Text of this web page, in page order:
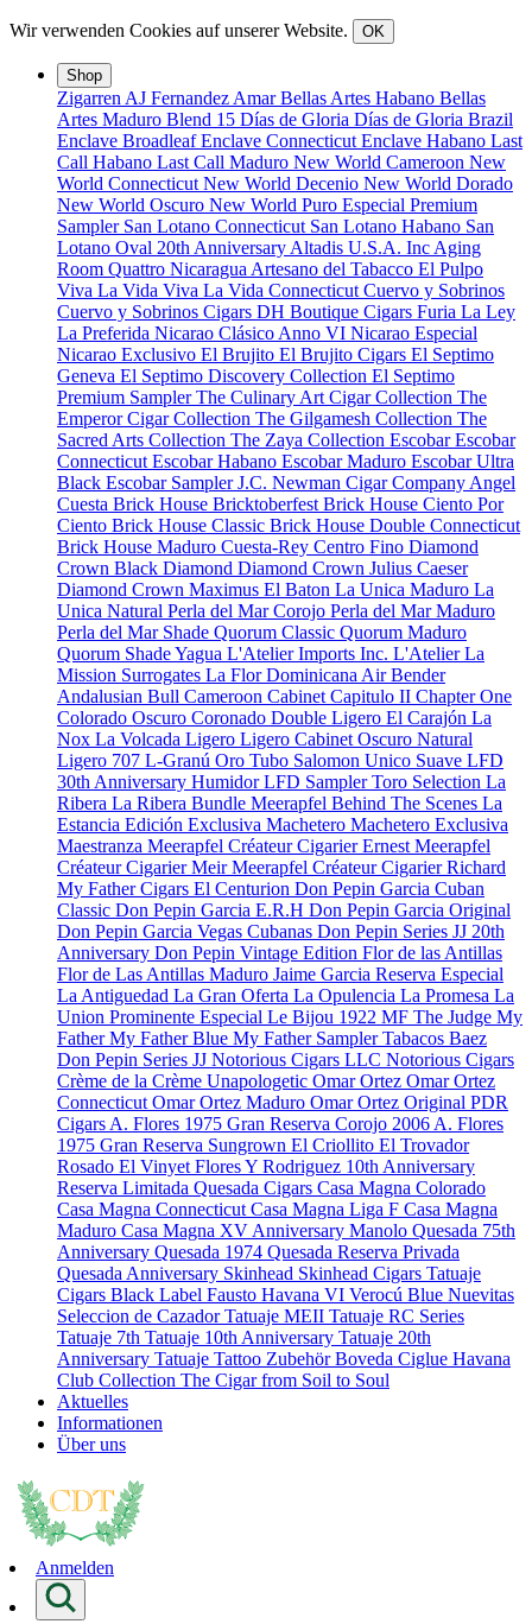
Wir verwenden Cookies auf unserer Website. OK
Shop
Zigarren AJ Fernandez AmarBellas Artes Habano Bellas
Artes Maduro Blend 15 Días de Gloria Días de Gloria Brazil
Enclave BroadleafEnclave Connecticut Enclave Habano Last
Call Habano Last Call Maduro New World Cameroon New
World Connecticut New World Decenio New World Dorado
New World Oscuro New World Puro Especial Premium
Sampler San Lotano Connecticut San Lotano Habano San
Lotano Oval 20th Anniversary Altadis U.S.A. Inc Aging
Room Quattro Nicaragua Artesano del Tabacco El Pulpo
Viva La Vida Viva La Vida Connecticut Cuervo y Sobrinos
Cuervo y Sobrinos Cigars DH Boutique Cigars Furia La Ley
La Preferida Nicarao Clásico Anno VI Nicarao Especial
Nicarao Exclusivo El Brujito El Brujito Cigars El Septimo
Geneva El Septimo Discovery Collection El Septimo
Premium SamplerThe Culinary Art Cigar Collection The
Emperor Cigar Collection The Gilgamesh Collection The
Sacred Arts Collection The Zaya Collection EscobarEscobar
Connecticut Escobar Habano Escobar Maduro Escobar Ultra
Black Escobar SamplerJ.C. Newman Cigar Company Angel
Cuesta Brick House Bricktoberfest Brick House Ciento Por
Ciento Brick House Classic Brick House Double Connecticut
Brick House Maduro Cuesta-Rey Centro Fino Diamond
Crown Black Diamond Diamond Crown Julius Caeser
Diamond Crown Maximus El Baton La Unica Maduro La
Unica Natural Perla del Mar Corojo Perla del Mar Maduro
Perla del Mar Shade Quorum Classic Quorum Maduro
Quorum ShadeYagua L'Atelier Imports Inc. L'AtelierLa
Mission Surrogates La Flor Dominicana Air Bender
Andalusian Bull Cameroon Cabinet Capitulo II Chapter One
Colorado Oscuro Coronado Double Ligero El Carajón La
Nox La Volcada Ligero Ligero Cabinet Oscuro Natural
Ligero 707 L-Granú Oro Tubo Salomon Unico Suave LFD
30th Anniversary HumidorLFD Sampler Toro Selection La
Ribera La Ribera Bundle Meerapfel Behind The Scenes La
Estancia Edición Exclusiva Machetero Machetero Exclusiva
Maestranza Meerapfel Créateur Cigarier Ernest Meerapfel
Créateur Cigarier MeirMeerapfel Créateur Cigarier Richard
My Father Cigars El Centurion Don Pepin Garcia Cuban
Classic Don Pepin Garcia E.R.H Don Pepin Garcia Original
Don Pepin Garcia Vegas Cubanas Don Pepin Series JJ 20th
Anniversary Don Pepin Vintage Edition Flor de las Antillas
Flor de Las Antillas Maduro Jaime Garcia Reserva Especial
La Antiguedad La Gran Oferta La Opulencia La Promesa La
Union Prominente Especial Le Bijou 1922 MF The Judge My
FatherMy Father Blue My Father SamplerTabacos Baez
Don Pepin Series JJ Notorious Cigars LLC Notorious Cigars
Crème de la Crème Unapologetic Omar Ortez Omar Ortez
Connecticut Omar Ortez Maduro Omar Ortez Original PDR
Cigars A. Flores 1975 Gran Reserva Corojo 2006 A. Flores
1975 Gran Reserva Sungrown El Criollito El Trovador
Rosado El Vinyet Flores Y Rodriguez 10th Anniversary
Reserva Limitada Quesada Cigars Casa Magna Colorado
Casa Magna Connecticut Casa Magna Liga F Casa Magna
Maduro Casa Magna XV Anniversary Manolo Quesada 75th
Anniversary Quesada 1974 Quesada Reserva Privada
Quesada Anniversary Skinhead Skinhead Cigars Tatuaje
Cigars Black Label Fausto Havana VI Verocú Blue Nuevitas
Seleccion de CazadorTatuaje MEII Tatuaje RC Series
Tatuaje 7th Tatuaje 10th Anniversary Tatuaje 20th
Anniversary Tatuaje Tattoo ZubehörBoveda Ciglue Havana
Club Collection The Cigar from Soil to Soul
Aktuelles
Informationen
Über uns
Anmelden